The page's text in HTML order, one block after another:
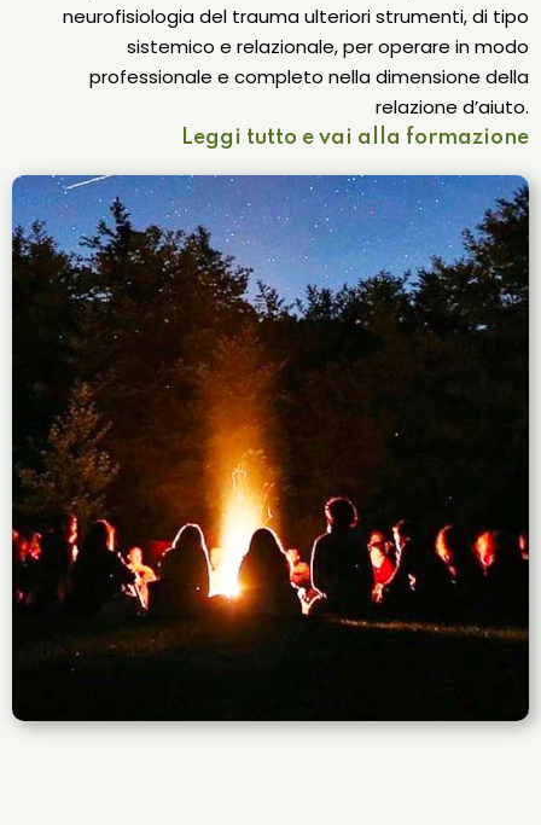
neurofisiologia del trauma ulteriori strumenti, di tipo
sistemico e relazionale, per operare in modo
professionale e completo nella dimensione della
relazione d’aiuto.
Leggi tutto e vai alla formazione